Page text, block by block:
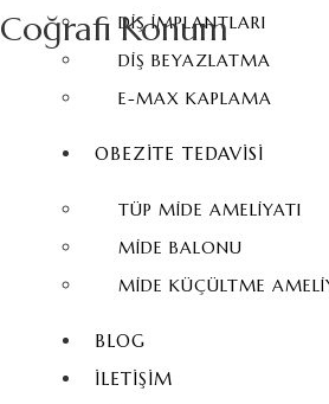
DIŞ İMPLANTLARI
DIŞ BEYAZLATMA
E-MAX KAPLAMA
OBEZİTE TEDAVİSİ
TÜP MIDE AMELIYATI
MIDE BALONU
MIDE KÜÇÜLTME
BLOG
İLETIŞIM
Coğrafi Konum